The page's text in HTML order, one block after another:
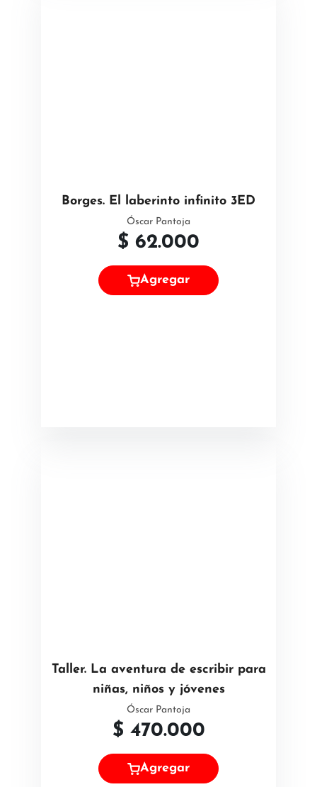
Borges. El laberinto infinito 3ED
Óscar Pantoja
$ 62.000
Agregar
Taller. La aventura de escribir para
niñas, niños y jóvenes
Óscar Pantoja
$ 470.000
Agregar